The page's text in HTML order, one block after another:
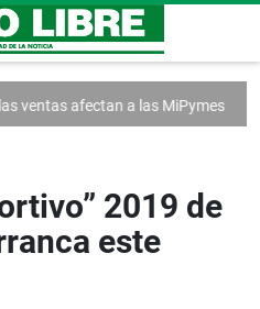
afectan a las MiPymes
2019 de
este